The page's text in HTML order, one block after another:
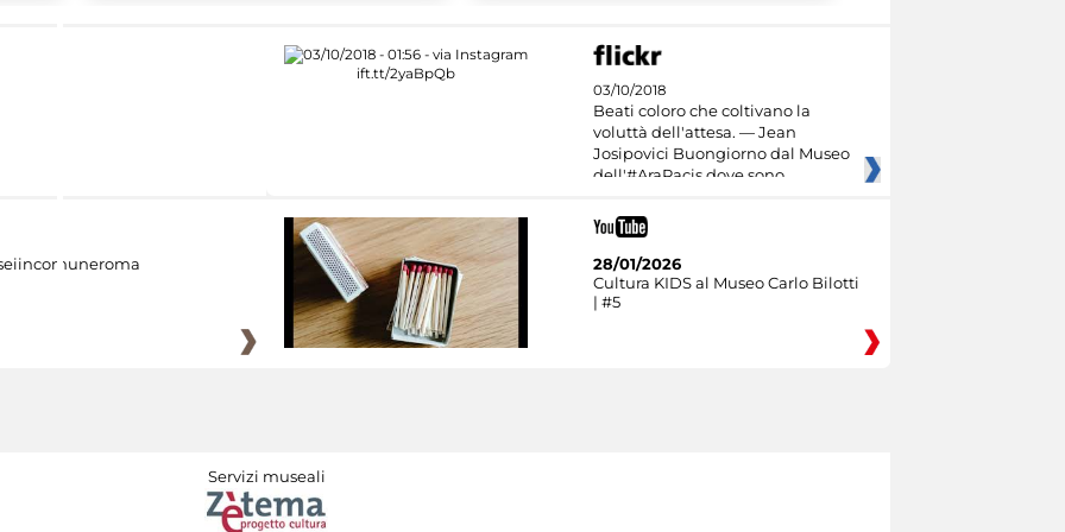
03/10/2018
Beati coloro che coltivano la
voluttà dell'attesa. — Jean
Josipovici Buongiorno dal Museo
dell'#AraPacis dove sono
28/01/2026
Cultura KIDS al Museo Carlo Bilotti
| #5
Servizi museali